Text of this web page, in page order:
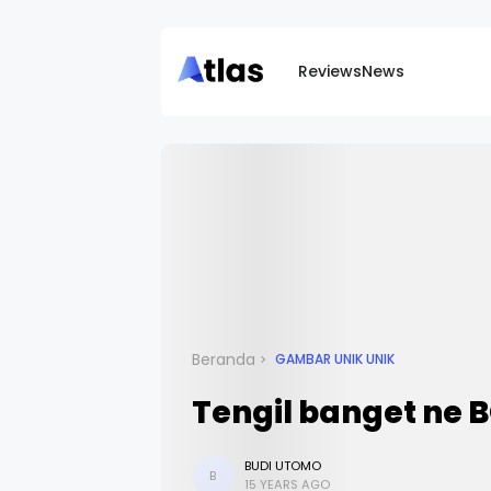
ReviewsNews
Beranda GAMBAR UNIK UNIK
Tengil banget ne
B
BUDI UTOMO
15 YEARS AGO